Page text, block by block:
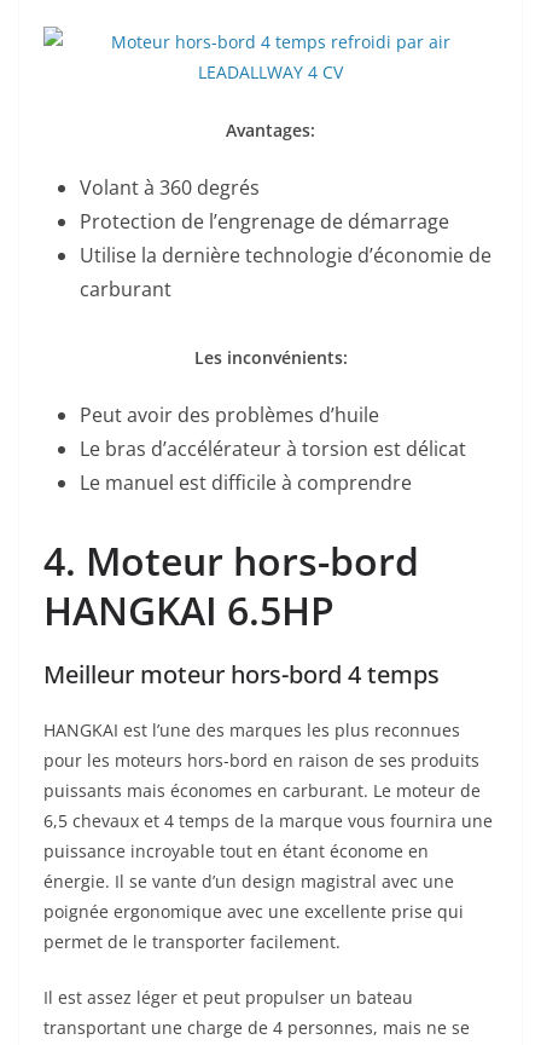
Avantages:
Volant à 360 degrés
Protection de l’engrenage de démarrage
Utilise la dernière technologie d’économie de
carburant
Les inconvénients:
Peut avoir des problèmes d’huile
Le bras d’accélérateur à torsion est délicat
Le manuel est difficile à comprendre
4. Moteur hors-bord
HANGKAI 6.5HP
Meilleur moteur hors-bord 4 temps
HANGKAI est l’une des marques les plus reconnues
pour les moteurs hors-bord en raison de ses produits
puissants mais économes en carburant. Le moteur de
6,5 chevaux et 4 temps de la marque vous fournira une
puissance incroyable tout en étant économe en
énergie. Il se vante d’un design magistral avec une
poignée ergonomique avec une excellente prise qui
permet de le transporter facilement.
Il est assez léger et peut propulser un bateau
transportant une charge de 4 personnes, mais ne se